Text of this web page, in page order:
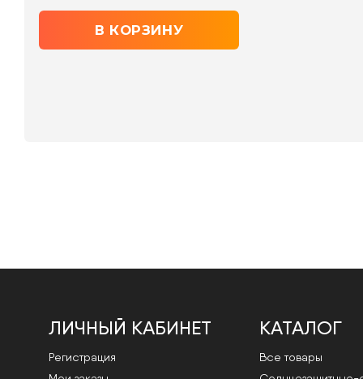
ЛИЧНЫЙ КАБИНЕТ
Регистрация
КАТАЛОГ
Все товары